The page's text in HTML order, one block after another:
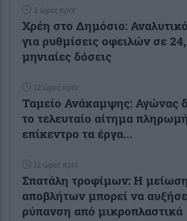
2 ώρες πριν
Χρέη στο Δημόσιο:
για ρυθμίσεις οφειλών σε
μηνιαίες δόσεις
12 ώρες πριν
Ταμείο Ανάκαμψης: Αγώνας
το τελευταίο αίτημα
επίκεντρο τα έργα...
12 ώρες πριν
Σπατάλη τροφίμων: Η
αποβλήτων μπορεί να
ρύπανση από μικροπλαστικά